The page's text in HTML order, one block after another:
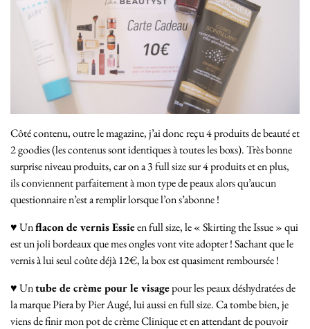
Côté contenu, outre le magazine, j’ai donc reçu 4 produits de beauté et
2 goodies (les contenus sont identiques à toutes les boxs). Très bonne
surprise niveau produits, car on a 3 full size sur 4 produits et en plus,
ils conviennent parfaitement à mon type de peaux alors qu’aucun
questionnaire n’est a remplir lorsque l’on s’abonne !
♥ Unflacon de vernis Essieen full size, le « Skirting the Issue » qui
est un joli bordeaux que mes ongles vont vite adopter ! Sachant que le
vernis à lui seul coûte déjà 12€, la box est quasiment remboursée !
♥ Untube de crème pour le visagepour les peaux déshydratées de
la marque Piera by Pier Augé, lui aussi en full size. Ca tombe bien, je
viens de finir mon pot de crème Clinique et en attendant de pouvoir